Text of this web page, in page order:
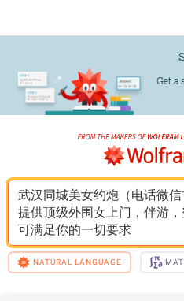
Get a
武汉同城美女约炮（电话微信
提供顶级外围女上门，伴游，
可满足你的一切要求
NATURAL LANGUAGE